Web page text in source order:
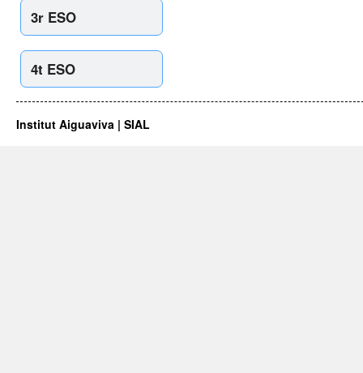
3r ESO
4t ESO
Institut Aiguaviva | SIAL